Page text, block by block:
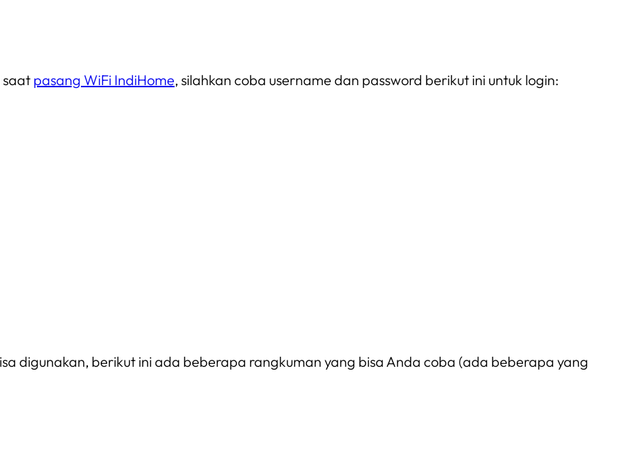
saat pasang WiFi IndiHome, silahkan coba username dan password berikut ini untuk login:
digunakan, berikut ini ada beberapa rangkuman yang bisa Anda coba (ada beberapa yang